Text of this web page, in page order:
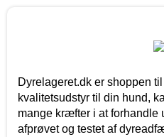
Dyrelageret.dk er shoppen
kvalitetsudstyr til din hund,
mange kræfter i at forhandle
afprøvet og testet af